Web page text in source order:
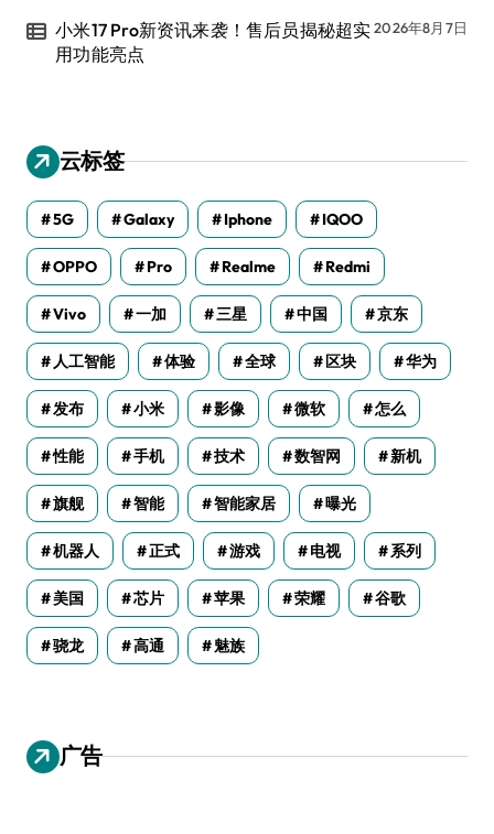
小米17 Pro新资讯来袭！售后员揭秘超实
用功能亮点
2026年8月7日
云标签
5G Galaxy Iphone IQOO
OPPO Pro Realme Redmi
Vivo 一加 三星 中国 京东
人工智能 体验 全球 区块 华为
发布 小米 影像 微软 怎么
性能 手机 技术 数智网 新机
旗舰 智能 智能家居 曝光
机器人 正式 游戏 电视 系列
美国 芯片 苹果 荣耀 谷歌
骁龙 高通 魅族
广告